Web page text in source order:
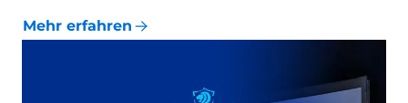
Mehr erfahren